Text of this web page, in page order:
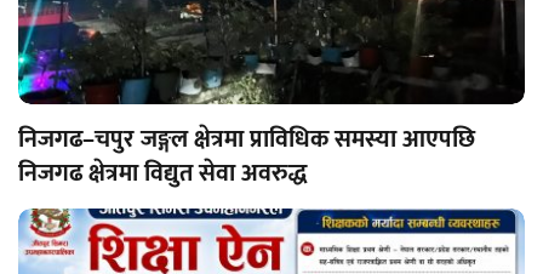
निजगढ–चपुर जङ्गल क्षेत्रमा प्राविधिक समस्या आएपछि
निजगढ क्षेत्रमा विद्युत सेवा अवरुद्ध